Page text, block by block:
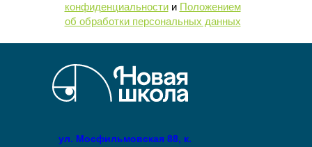
конфиденциальностии Положением
об обработки персональных данных
ул. Мосфильмовская 88, к.